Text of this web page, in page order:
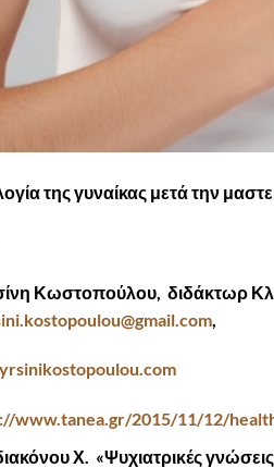
της γυναίκας μετά την
Κωστοπούλου, διδάκτωρ
,
www.tanea.gr/2015/11/12/
Χ. «Ψυχιατρικές